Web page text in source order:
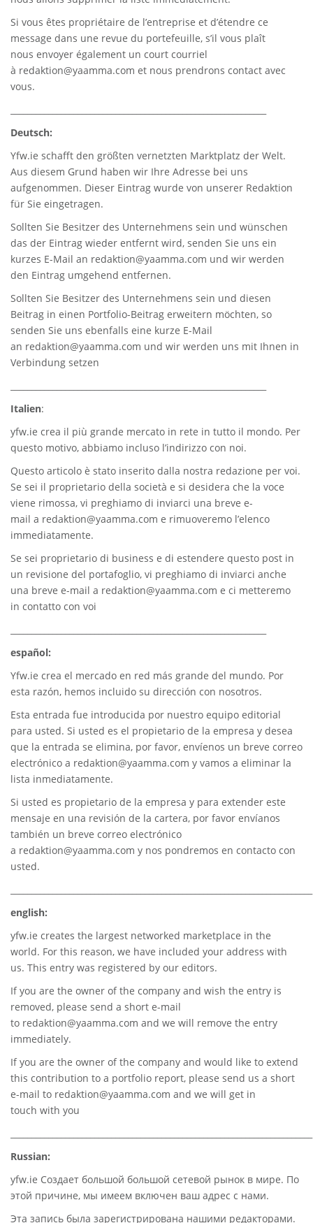
Si vous êtes propriétaire de l’entreprise et d’étendre ce
message dans une revue du portefeuille, s’il vous plaît
nous envoyer également un court courriel
à redaktion@yaamma.com et nous prendrons contact avec
vous.
Deutsch:
Yfw.ie schafft den größten vernetzten Marktplatz der Welt.
Aus diesem Grund haben wir Ihre Adresse bei uns
aufgenommen. Dieser Eintrag wurde von unserer Redaktion
für Sie eingetragen.
Sollten Sie Besitzer des Unternehmens sein und wünschen
das der Eintrag wieder entfernt wird, senden Sie uns ein
kurzes E-Mail an redaktion@yaamma.com und wir werden
den Eintrag umgehend entfernen.
Sollten Sie Besitzer des Unternehmens sein und diesen
Beitrag in einen Portfolio-Beitrag erweitern möchten, so
senden Sie uns ebenfalls eine kurze E-Mail
an redaktion@yaamma.com und wir werden uns mit Ihnen in
Verbindung setzen
Italien:
yfw.ie crea il più grande mercato in rete in tutto il mondo. Per
questo motivo, abbiamo incluso l’indirizzo con noi.
Questo articolo è stato inserito dalla nostra redazione per voi.
Se sei il proprietario della società e si desidera che la voce
viene rimossa, vi preghiamo di inviarci una breve e-
mail a redaktion@yaamma.com e rimuoveremo l’elenco
immediatamente.
Se sei proprietario di business e di estendere questo post in
un revisione del portafoglio, vi preghiamo di inviarci anche
una breve e-mail a redaktion@yaamma.com e ci metteremo
in contatto con voi
español:
Yfw.ie crea el mercado en red más grande del mundo. Por
esta razón, hemos incluido su dirección con nosotros.
Esta entrada fue introducida por nuestro equipo editorial
para usted. Si usted es el propietario de la empresa y desea
que la entrada se elimina, por favor, envíenos un breve correo
electrónico a redaktion@yaamma.com y vamos a eliminar la
lista inmediatamente.
Si usted es propietario de la empresa y para extender este
mensaje en una revisión de la cartera, por favor envíanos
también un breve correo electrónico
a redaktion@yaamma.com y nos pondremos en contacto con
usted.
english:
yfw.ie creates the largest networked marketplace in the
world. For this reason, we have included your address with
us. This entry was registered by our editors.
If you are the owner of the company and wish the entry is
removed, please send a short e-mail
to redaktion@yaamma.com and we will remove the entry
immediately.
If you are the owner of the company and would like to extend
this contribution to a portfolio report, please send us a short
e-mail to redaktion@yaamma.com and we will get in
touch with you
Russian:
yfw.ie Создает большой большой сетевой рынок в мире. По
этой причине, мы имеем включен ваш адрес с нами.
Эта запись была зарегистрирована нашими редакторами.